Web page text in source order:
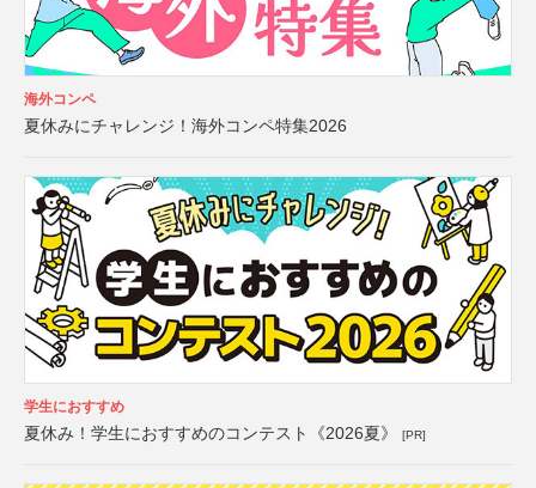
海外コンペ
夏休みにチャレンジ！海外コンペ特集2026
学生におすすめ
夏休み！学生におすすめのコンテスト《2026夏》 [PR]